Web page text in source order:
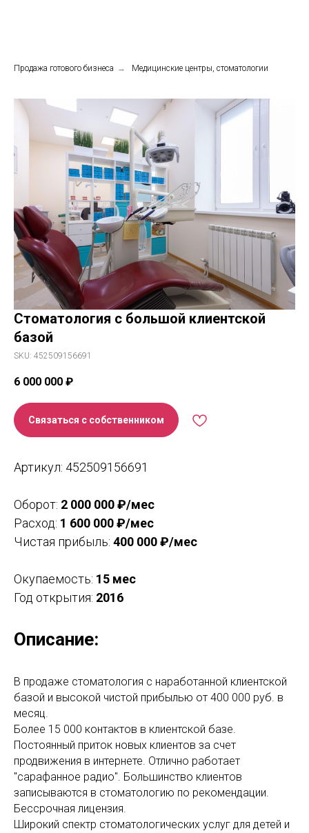
Продажа готового бизнеса → Медицинские центры, стоматологии
Стоматология с большой клиентской
базой
SKU: 452509156691
6 000 000 ₽
Связаться с собственником
Артикул: 452509156691
Оборот: 2 000 000 ₽/мес
Расход: 1 600 000 ₽/мес
Чистая прибыль: 400 000 ₽/мес
Окупаемость: 15 мес
Год открытия: 2016
Описание:
В продаже стоматология с наработанной клиентской
базой и высокой чистой прибылью от 400 000 руб. в
месяц.
Более 15 000 контактов в клиентской базе.
Постоянный приток новых клиентов за счет
продвижения в интернете. Отлично работает
"сарафанное радио". Большинство клиентов
записываются в стоматологию по рекомендации.
Бессрочная лицензия.
Широкий спектр стоматологических услуг для детей и